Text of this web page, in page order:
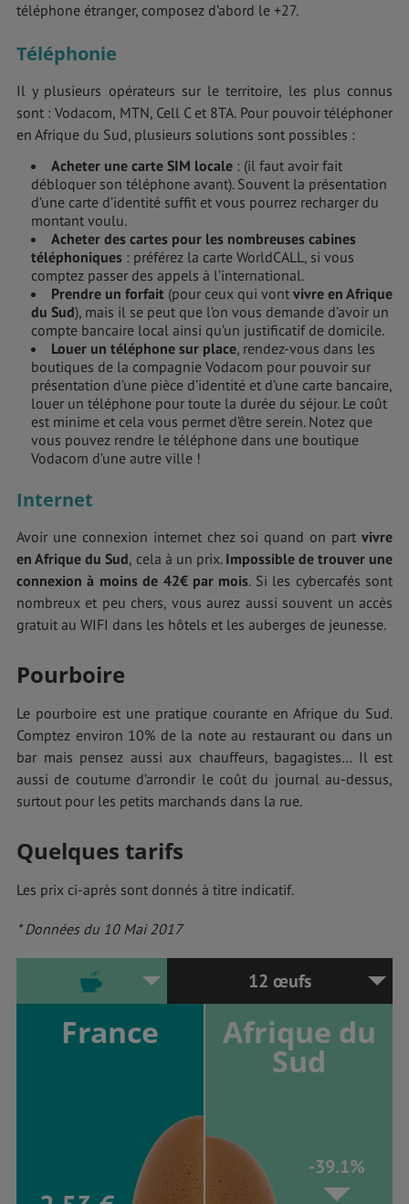
téléphone étranger, composez d’abord le +27.
Téléphonie
Il y plusieurs opérateurs sur le territoire, les plus connus
sont : Vodacom, MTN, Cell C et 8TA. Pour pouvoir téléphoner
en Afrique du Sud, plusieurs solutions sont possibles :
Acheter une carte SIM locale : (il faut avoir fait
débloquer son téléphone avant). Souvent la présentation
d’une carte d’identité suffit et vous pourrez recharger du
montant voulu.
Acheter des cartes pour les nombreuses cabines
téléphoniques : préférez la carte WorldCALL, si vous
comptez passer des appels à l’international.
Prendre un forfait (pour ceux qui vont vivre en Afrique
du Sud), mais il se peut que l’on vous demande d’avoir un
compte bancaire local ainsi qu’un justificatif de domicile.
Louer un téléphone sur place, rendez-vous dans les
boutiques de la compagnie Vodacom pour pouvoir sur
présentation d’une pièce d’identité et d’une carte bancaire,
louer un téléphone pour toute la durée du séjour. Le coût
est minime et cela vous permet d’être serein. Notez que
vous pouvez rendre le téléphone dans une boutique
Vodacom d’une autre ville !
Internet
Avoir une connexion internet chez soi quand on part vivre
en Afrique du Sud, cela à un prix. Impossible de trouver une
connexion à moins de 42€ par mois. Si les cybercafés sont
nombreux et peu chers, vous aurez aussi souvent un accès
gratuit au WIFI dans les hôtels et les auberges de jeunesse.
Pourboire
Le pourboire est une pratique courante en Afrique du Sud.
Comptez environ 10% de la note au restaurant ou dans un
bar mais pensez aussi aux chauffeurs, bagagistes… Il est
aussi de coutume d’arrondir le coût du journal au-dessus,
surtout pour les petits marchands dans la rue.
Quelques tarifs
Les prix ci-après sont donnés à titre indicatif.
* Données du 10 Mai 2017
12 œufs
France Afrique du
Sud
-39.1%